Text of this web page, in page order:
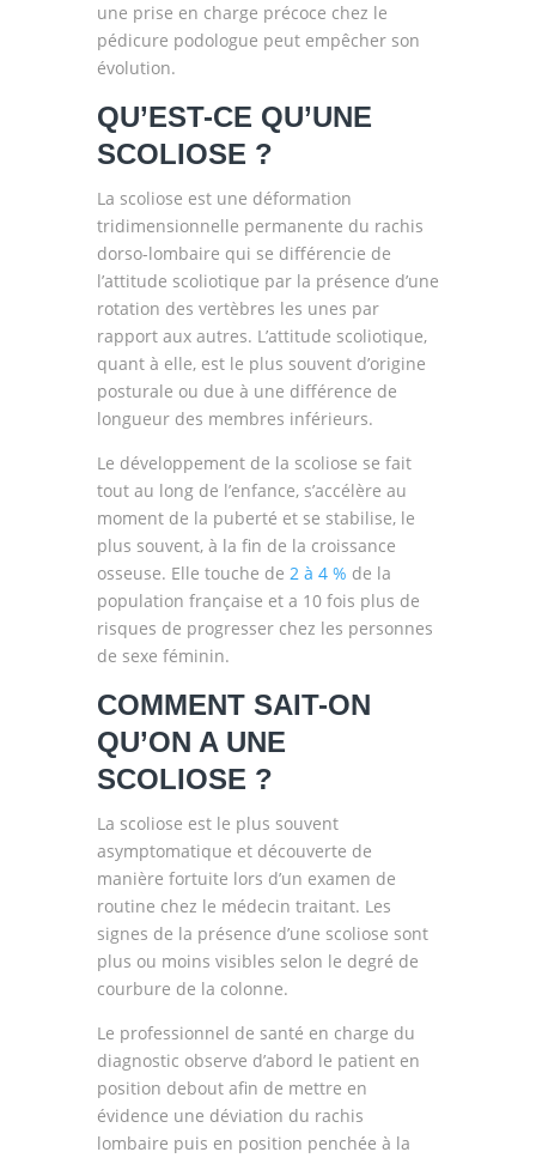
une prise en charge précoce chez le
pédicure podologue peut empêcher son
évolution.
QU’EST-CE QU’UNE
SCOLIOSE ?
La scoliose est une déformation
tridimensionnelle permanente du rachis
dorso-lombaire qui se différencie de
l’attitude scoliotique par la présence d’une
rotation des vertèbres les unes par
rapport aux autres. L’attitude scoliotique,
quant à elle, est le plus souvent d’origine
posturale ou due à une différence de
longueur des membres inférieurs.
Le développement de la scoliose se fait
tout au long de l’enfance, s’accélère au
moment de la puberté et se stabilise, le
plus souvent, à la fin de la croissance
osseuse. Elle touche de 2 à 4 % de la
population française et a 10 fois plus de
risques de progresser chez les personnes
de sexe féminin.
COMMENT SAIT-ON
QU’ON A UNE
SCOLIOSE ?
La scoliose est le plus souvent
asymptomatique et découverte de
manière fortuite lors d’un examen de
routine chez le médecin traitant. Les
signes de la présence d’une scoliose sont
plus ou moins visibles selon le degré de
courbure de la colonne.
Le professionnel de santé en charge du
diagnostic observe d’abord le patient en
position debout afin de mettre en
évidence une déviation du rachis
lombaire puis en position penchée à la